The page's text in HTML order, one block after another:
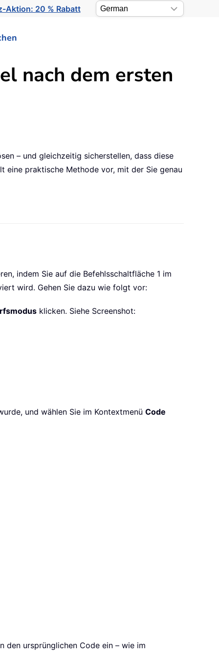
Aktion: 20 % Rabatt
nach dem ersten
– und gleichzeitig sicherstellen, dass diese
eine praktische Methode vor, mit der Sie genau
indem Sie auf die Befehlsschaltfläche 1 im
wird. Gehen Sie dazu wie folgt vor:
klicken. Siehe Screenshot:
und wählen Sie im Kontextmenü Code
ursprünglichen Code ein – wie im